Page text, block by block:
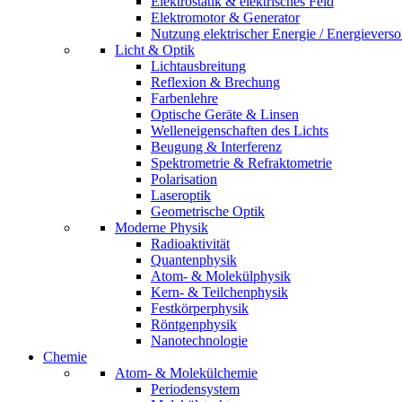
Elektromotor & Generator
Nutzung elektrischer Energie /
Licht & Optik
Lichtausbreitung
Reflexion & Brechung
Farbenlehre
Optische Geräte & Linsen
Welleneigenschaften des Lichts
Beugung & Interferenz
Spektrometrie & Refraktometrie
Polarisation
Laseroptik
Geometrische Optik
Moderne Physik
Radioaktivität
Quantenphysik
Atom- & Molekülphysik
Kern- & Teilchenphysik
Festkörperphysik
Röntgenphysik
Nanotechnologie
Chemie
Atom- & Molekülchemie
Periodensystem